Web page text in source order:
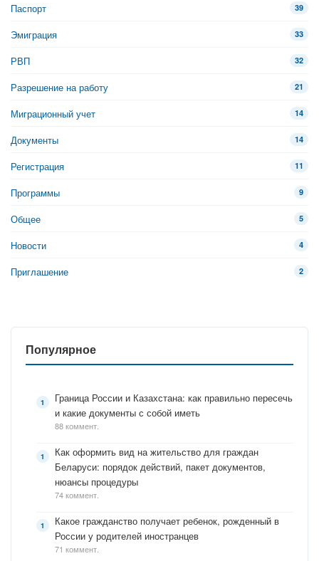
Паспорт 39
Эмиграция 33
РВП 32
Разрешение на работу 21
Миграционный учет 14
Документы 14
Регистрация 11
Программы 9
Общее 5
Новости 4
Приглашение 2
Популярное
Граница России и Казахстана: как правильно пересечь
и какие документы с собой иметь
88 коммент.
Как оформить вид на жительство для граждан
Беларуси: порядок действий, пакет документов,
нюансы процедуры
74 коммент.
Какое гражданство получает ребенок, рожденный в
России у родителей иностранцев
71 коммент.